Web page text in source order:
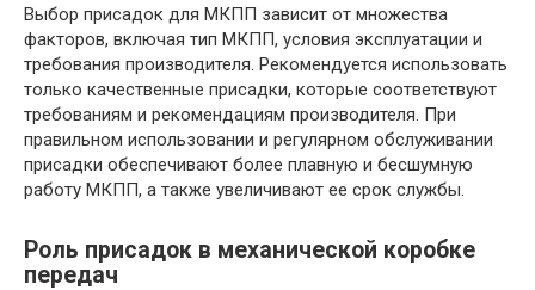
Выбор присадок для МКПП зависит от множества
факторов, включая тип МКПП, условия эксплуатации и
требования производителя. Рекомендуется использовать
только качественные присадки, которые соответствуют
требованиям и рекомендациям производителя. При
правильном использовании и регулярном обслуживании
присадки обеспечивают более плавную и бесшумную
работу МКПП, а также увеличивают ее срок службы.
Роль присадок в механической коробке
передач